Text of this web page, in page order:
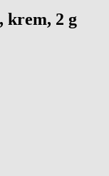
krem, 2 g